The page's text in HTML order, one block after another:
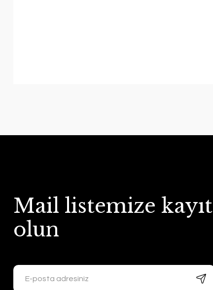
Mail listemize kayıt
olun